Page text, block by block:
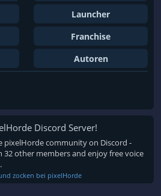
Launcher
Franchise
Autoren
Discord Server!
pixelHorde community on Discord -
32 other members and enjoy free voice
zocken bei pixelHorde